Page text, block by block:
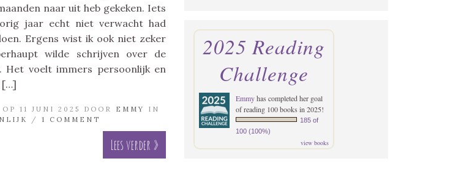
naar uit heb gekeken. Iets
jaar echt niet verwacht had
Ergens wist ik ook niet zeker
wilde schrijven over de
Het voelt immers persoonlijk en
[…]
OP 11 JUNI 2025 DOOR EMMY
IN
/ 1 COMMENT
Lees verder »
2025 Reading
Challenge
Emmyhas completed her goal
of reading 100 books in 2025!
185 of
100 (100%)
view books